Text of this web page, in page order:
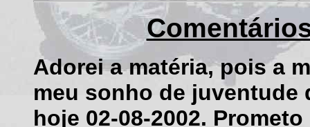
Adorei a matéria, pois a
meu sonho de juventude
hoje 02-08-2002.